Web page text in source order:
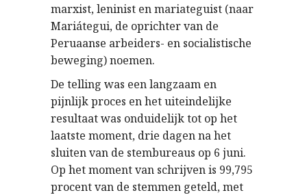
marxist, leninist en mariateguist (naar
Mariátegui, de oprichter van de
Peruaanse arbeiders- en socialistische
beweging) noemen.
De telling was een langzaam en
pijnlijk proces en het uiteindelijke
resultaat was onduidelijk tot op het
laatste moment, drie dagen na het
sluiten van de stembureaus op 6 juni.
Op het moment van schrijven is 99,795
procent van de stemmen geteld, met